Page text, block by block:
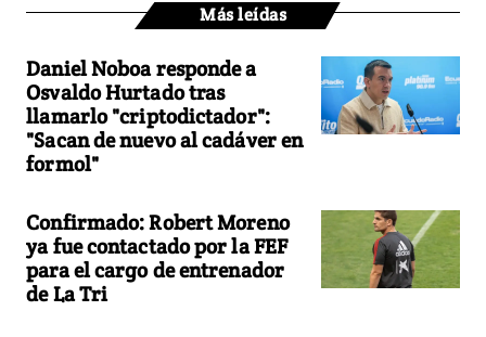
Más leídas
Daniel Noboa responde a
Osvaldo Hurtado tras
llamarlo "criptodictador":
"Sacan de nuevo al cadáver en
formol"
Confirmado: Robert Moreno
ya fue contactado por la FEF
para el cargo de entrenador
de La Tri